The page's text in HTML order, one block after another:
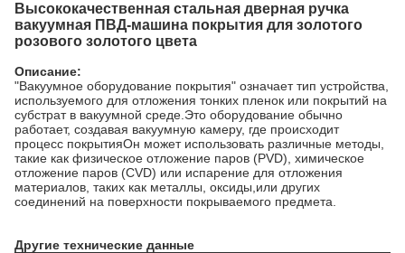
Высококачественная стальная дверная ручка
вакуумная ПВД-машина покрытия для золотого
розового золотого цвета
Описание:
"Вакуумное оборудование покрытия" означает тип устройства,
используемого для отложения тонких пленок или покрытий на
субстрат в вакуумной среде.Это оборудование обычно
работает, создавая вакуумную камеру, где происходит
процесс покрытияОн может использовать различные методы,
такие как физическое отложение паров (PVD), химическое
отложение паров (CVD) или испарение для отложения
материалов, таких как металлы, оксиды,или других
соединений на поверхности покрываемого предмета.
Другие технические данные